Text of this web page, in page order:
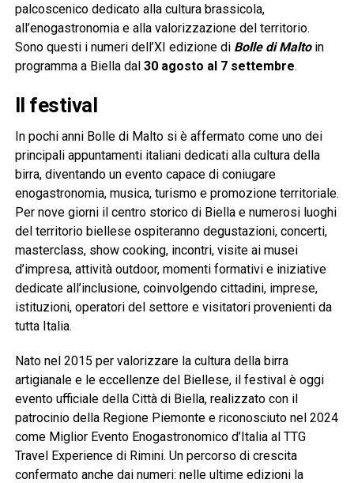
palcoscenico dedicato alla cultura brassicola,
all’enogastronomia e alla valorizzazione del territorio.
Sono questi i numeri dell’XI edizione di Bolle di Maltoin
programma a Biella dal 30 agosto al 7 settembre.
Il festival
In pochi anni Bolle di Malto si è affermato come uno dei
principali appuntamenti italiani dedicati alla cultura della
birra, diventando un evento capace di coniugare
enogastronomia, musica, turismo e promozione territoriale.
Per nove giorni il centro storico di Biella e numerosi luoghi
del territorio biellese ospiteranno degustazioni, concerti,
masterclass, show cooking, incontri, visite ai musei
d’impresa, attività outdoor, momenti formativi e iniziative
dedicate all’inclusione, coinvolgendo cittadini, imprese,
istituzioni, operatori del settore e visitatori provenienti da
tutta Italia.
Nato nel 2015 per valorizzare la cultura della birra
artigianale e le eccellenze del Biellese, il festival è oggi
evento ufficiale della Città di Biella, realizzato con il
patrocinio della Regione Piemonte e riconosciuto nel 2024
come Miglior Evento Enogastronomico d’Italia al TTG
Travel Experience di Rimini. Un percorso di crescita
confermato anche dai numeri: nelle ultime edizioni la